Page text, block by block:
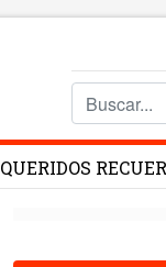
QUERIDOS